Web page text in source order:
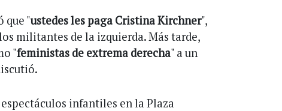
que "ustedes les paga Cristina Kirchner",
militantes de la izquierda. Más tarde,
"feministas de extrema derecha" a un
infantiles en la Plaza